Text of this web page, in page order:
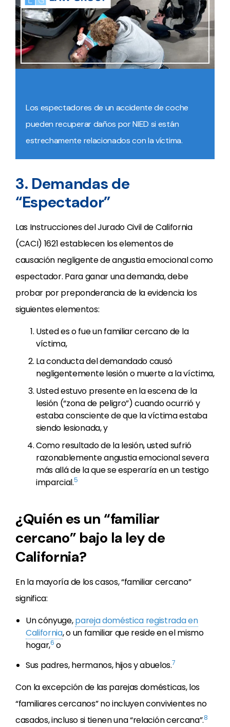
Los espectadores de un accidente de coche
pueden recuperar daños por NIED si están
estrechamente relacionados con la víctima.
3. Demandas de
“Espectador”
Las Instrucciones del Jurado Civil de California
(CACI) 1621 establecen los elementos de
causación negligente de angustia emocional como
espectador. Para ganar una demanda, debe
probar por preponderancia de la evidencia los
siguientes elementos:
Usted es o fue un familiar cercano de la
víctima,
La conducta del demandado causó
negligentemente lesión o muerte a la víctima,
Usted estuvo presente en la escena de la
lesión (“zona de peligro”) cuando ocurrió y
estaba consciente de que la víctima estaba
siendo lesionada, y
Como resultado de la lesión, usted sufrió
razonablemente angustia emocional severa
más allá de la que se esperaría en un testigo
imparcial.5
¿Quién es un “familiar
cercano” bajo la ley de
California?
En la mayoría de los casos, “familiar cercano”
significa:
Un cónyuge,pareja doméstica registrada en
California, o un familiar que reside en el mismo
hogar,6 o
Sus padres, hermanos, hijos y abuelos.7
Con la excepción de las parejas domésticas, los
“familiares cercanos” no incluyen convivientes no
casados, incluso si tienen una “relación cercana”.8